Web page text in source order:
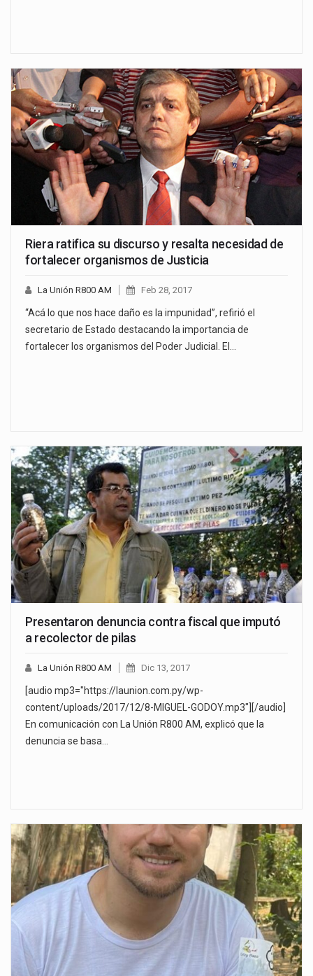
Riera ratifica su discurso y resalta necesidad de
fortalecer organismos de Justicia
La Unión R800 AM Feb 28, 2017
“Acá lo que nos hace daño es la impunidad”, refirió el
secretario de Estado destacando la importancia de
fortalecer los organismos del Poder Judicial. El…
Presentaron denuncia contra fiscal que imputó
a recolector de pilas
La Unión R800 AM Dic 13, 2017
[audio mp3="https://launion.com.py/wp-
content/uploads/2017/12/8-MIGUEL-GODOY.mp3"][/audio]
En comunicación con La Unión R800 AM, explicó que la
denuncia se basa…